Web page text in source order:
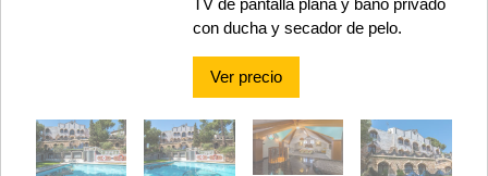
TV de pantalla plana y baño privado
con ducha y secador de pelo.
Ver precio